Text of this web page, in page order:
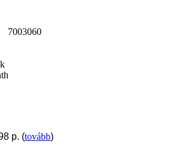
7003060
p. (tovább)